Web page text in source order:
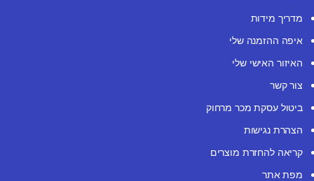
מדריך מידות
איפה ההזמנה שלי
האיזור האישי שלי
צור קשר
ביטול עסקת מכר מרחוק
הצהרת נגישות
קריאה להחזרת מוצרים
מפת אתר